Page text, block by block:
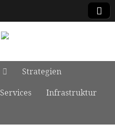
Strategien
Services
Infrastruktur